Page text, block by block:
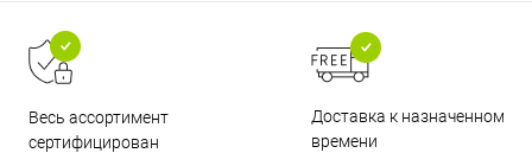
Весь ассортимент
сертифицирован
Доставка к назначенному
времени